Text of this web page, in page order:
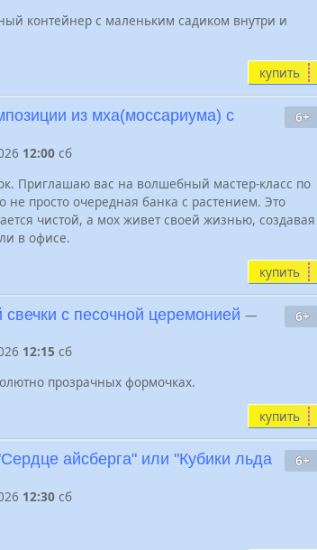
контейнер с маленьким садиком внутри и
купить
6+
из мха(моссариума) с
12:00 сб
Приглашаю вас на волшебный мастер-класс по
просто очередная банка с растением. Это
чистой, а мох живет своей жизнью, создавая
в офисе.
купить
6+
с песочной церемонией —
12:15 сб
прозрачных формочках.
купить
6+
айсберга" или "Кубики льда
12:30 сб